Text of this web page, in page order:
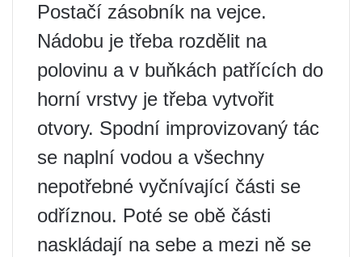
Postačí zásobník na vejce.
Nádobu je třeba rozdělit na
polovinu a v buňkách patřících do
horní vrstvy je třeba vytvořit
otvory. Spodní improvizovaný tác
se naplní vodou a všechny
nepotřebné vyčnívající části se
odříznou. Poté se obě části
naskládají na sebe a mezi ně se